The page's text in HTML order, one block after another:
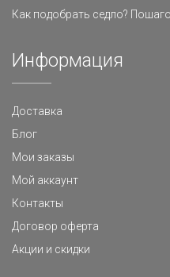
Как подобрать седло?
Информация
Доставка
Блог
Мои заказы
Мой аккаунт
Контакты
Договор оферта
Акции и скидки